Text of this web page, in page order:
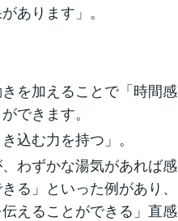
あります」。
を加えることで「時間感
できます。
込む力を持つ」。
わずかな湯気があれば感
る」といった例があり、
えることができる」直感